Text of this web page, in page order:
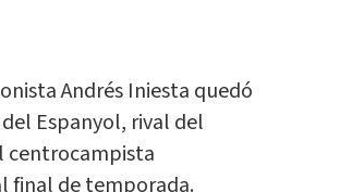
Andrés Iniesta quedó
Espanyol, rival del
centrocampista
final de temporada.